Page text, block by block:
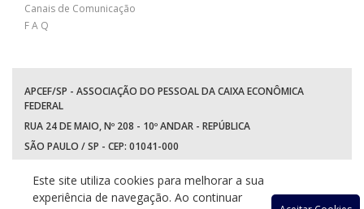
Canais de Comunicação
F A Q
APCEF/SP - ASSOCIAÇÃO DO PESSOAL DA CAIXA ECONÔMICA
FEDERAL
RUA 24 DE MAIO, Nº 208 - 10º ANDAR - REPÚBLICA
SÃO PAULO / SP - CEP: 01041-000
WhatsApp: (11) 94597-5758
Este site utiliza cookies para melhorar a sua
experiência de navegação. Ao continuar